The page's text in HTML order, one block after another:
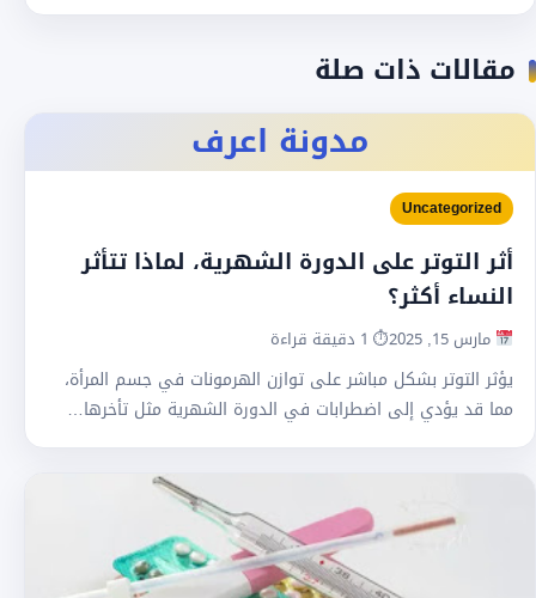
مقالات ذات صلة
مدونة اعرف
Uncategorized
أثر التوتر على الدورة الشهرية، لماذا تتأثر
النساء أكثر؟
مارس 15, 2025 ⏱ 1 دقيقة قراءة
يؤثر التوتر بشكل مباشر على توازن الهرمونات في جسم المرأة،
مما قد يؤدي إلى اضطرابات في الدورة الشهرية مثل تأخرها…